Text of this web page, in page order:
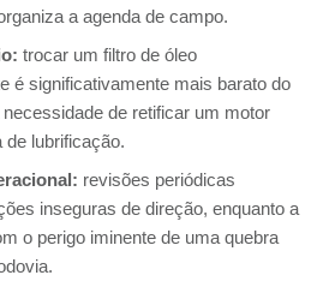
a agenda de campo.
trocar um filtro de óleo
é significativamente mais barato do
de retificar um motor
de lubrificação.
revisões periódicas
inseguras de direção, enquanto a
o perigo iminente de uma quebra